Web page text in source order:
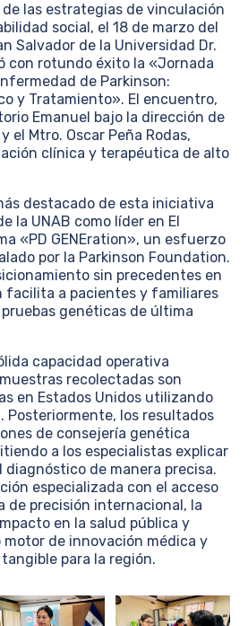
las estrategias de vinculación
social, el 18 de marzo del
Salvador de la Universidad Dr.
con rotundo éxito la «Jornada
de Parkinson:
y Tratamiento». El encuentro,
Emanuel bajo la dirección de
el Mtro. Oscar Peña Rodas,
clínica y terapéutica de alto
destacado de esta iniciativa
la UNAB como líder en El
«PD GENEration», un esfuerzo
por la Parkinson Foundation.
sin precedentes en
facilita a pacientes y familiares
genéticas de última
capacidad operativa
recolectadas son
en Estados Unidos utilizando
Posteriormente, los resultados
de consejería genética
a los especialistas explicar
diagnóstico de manera precisa.
especializada con el acceso
de precisión internacional, la
en la salud pública y
motor de innovación médica y
para la región.